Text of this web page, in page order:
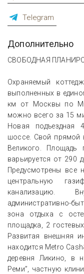
Telegram
Дополнительно
СВОБОДНАЯ
Охраняемый
выполненных в
км от Москвы по
можно всего за 15
Новая подъездная
шоссе. Свой прямой
Великого. Площадь
варьируется от 290
Предусмотрены все
центральную
канализацию.
административно-
зона отдыха с
площадка, 2
Развитая внешняя
находится Metro
деревня Ликино, в
Реми”, частную